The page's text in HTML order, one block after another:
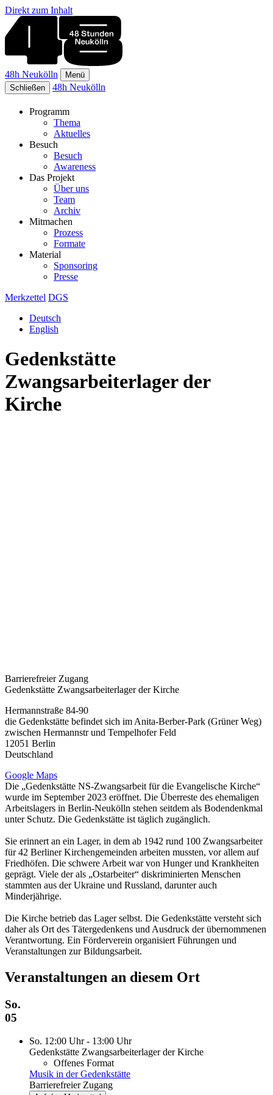
Direkt zum Inhalt
48h Neukölln
Menü
Schließen
48h Neukölln
Programm
Thema
Aktuelles
Besuch
Besuch
Awareness
Das Projekt
Über uns
Team
Archiv
Mitmachen
Prozess
Formate
Material
Sponsoring
Presse
Merkzettel DGS
Deutsch
English
Gedenkstätte
Zwangsarbeiterlager der
Kirche
Barrierefreier Zugang
Gedenkstätte Zwangsarbeiterlager der Kirche
Hermannstraße 84-90
die Gedenkstätte befindet sich im Anita-Berber-Park (Grüner Weg)
zwischen Hermannstr und Tempelhofer Feld
12051 Berlin
Deutschland
Google Maps
Die „Gedenkstätte NS-Zwangsarbeit für die Evangelische Kirche“
wurde im September 2023 eröffnet. Die Überreste des ehemaligen
Arbeitslagers in Berlin-Neukölln stehen seitdem als Bodendenkmal
unter Schutz. Die Gedenkstätte ist täglich zugänglich.
Sie erinnert an ein Lager, in dem ab 1942 rund 100 Zwangsarbeiter
für 42 Berliner Kirchengemeinden arbeiten mussten, vor allem auf
Friedhöfen. Die schwere Arbeit war von Hunger und Krankheiten
geprägt. Viele der als „Ostarbeiter“ diskriminierten Menschen
stammten aus der Ukraine und Russland, darunter auch
Minderjährige.
Die Kirche betrieb das Lager selbst. Die Gedenkstätte versteht sich
daher als Ort des Tätergedenkens und Ausdruck der übernommenen
Verantwortung. Ein Förderverein organisiert Führungen und
Veranstaltungen zur Bildungsarbeit.
Veranstaltungen an diesem Ort
So.
05
So. 12:00 Uhr - 13:00 Uhr
Gedenkstätte Zwangsarbeiterlager der Kirche
Offenes Format
Musik in der Gedenkstätte
Barrierefreier Zugang